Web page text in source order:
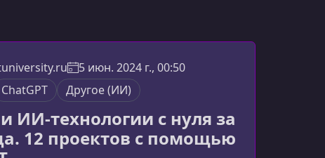
5 июн. 2024 г., 00:50
ChatGPT Другое (ИИ)
ИИ-технологии с нуля за
12 проектов с помощью